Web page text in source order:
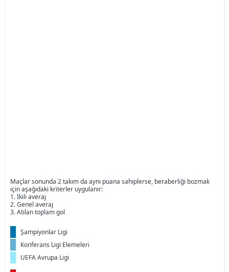
Maçlar sonunda 2 takım da aynı puana sahiplerse, beraberliği bozmak
için aşağıdaki kriterler uygulanır:
1. İkili averaj
2. Genel averaj
3. Atılan toplam gol
Şampiyonlar Ligi
Konferans Ligi Elemeleri
UEFA Avrupa Ligi